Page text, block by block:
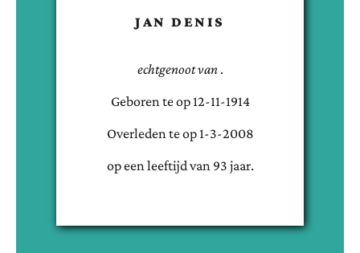
JAN DENIS
echtgenoot van .
Geboren teop 12-11-1914
Overleden teop 1-3-2008
op een leeftijd van 93 jaar.